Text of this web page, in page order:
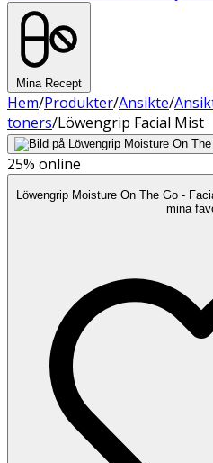
Mina Recept
Hem/Produkter/Ansikte/
toners/Löwengrip Facial Mist
25% online
Löwengrip Moisture On The Go -
mina